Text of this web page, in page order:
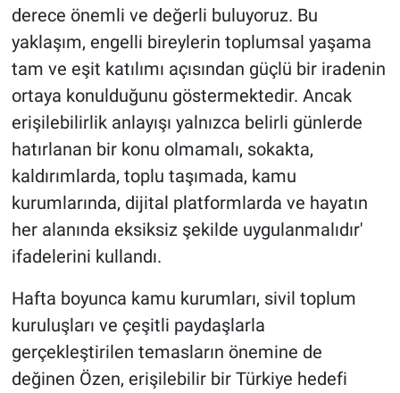
derece önemli ve değerli buluyoruz. Bu
yaklaşım, engelli bireylerin toplumsal yaşama
tam ve eşit katılımı açısından güçlü bir iradenin
ortaya konulduğunu göstermektedir. Ancak
erişilebilirlik anlayışı yalnızca belirli günlerde
hatırlanan bir konu olmamalı, sokakta,
kaldırımlarda, toplu taşımada, kamu
kurumlarında, dijital platformlarda ve hayatın
her alanında eksiksiz şekilde uygulanmalıdır'
ifadelerini kullandı.
Hafta boyunca kamu kurumları, sivil toplum
kuruluşları ve çeşitli paydaşlarla
gerçekleştirilen temasların önemine de
değinen Özen, erişilebilir bir Türkiye hedefi